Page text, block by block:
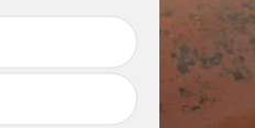
Couvreur zingueur